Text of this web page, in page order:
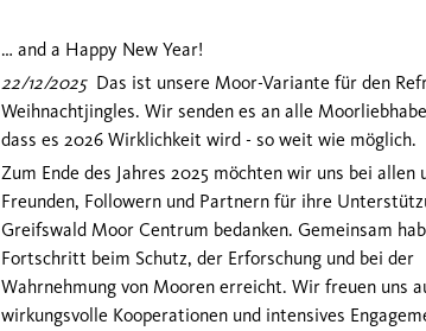
… and a Happy New Year!
22/12/2025Das ist unsere Moor-Variante für den
Weihnachtjingles. Wir senden es an alle
dass es 2026 Wirklichkeit wird - so weit wie möglich.
Zum Ende des Jahres 2025 möchten wir uns bei allen
Freunden, Followern und Partnern für ihre
Greifswald Moor Centrum bedanken. Gemeinsam
Fortschritt beim Schutz, der Erforschung und bei der
Wahrnehmung von Mooren erreicht. Wir freuen uns
wirkungsvolle Kooperationen und intensives